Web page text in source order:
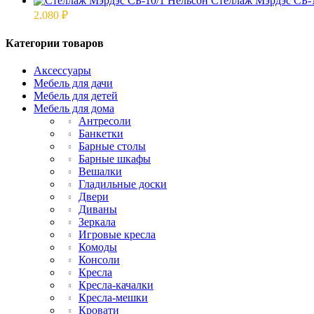
2.080 ₽
Категории товаров
Аксессуары
Мебель для дачи
Мебель для детей
Мебель для дома
Антресоли
Банкетки
Барные столы
Барные шкафы
Вешалки
Гладильные доски
Двери
Диваны
Зеркала
Игровые кресла
Комоды
Консоли
Кресла
Кресла-качалки
Кресла-мешки
Кровати